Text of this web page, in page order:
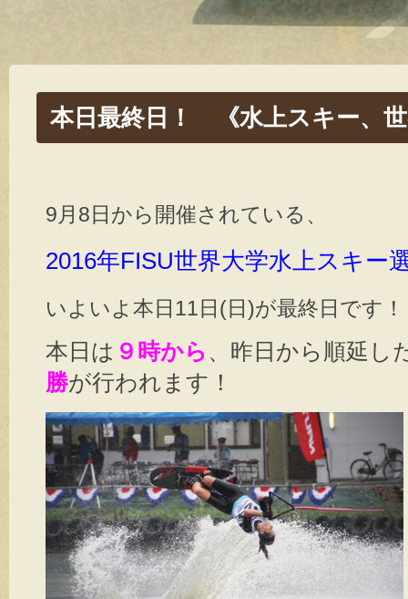
本日最終日！ 《水上スキー、
9月8日から開催されている、
2016年FISU世界大学水上スキー
いよいよ本日11日(日)が最終日です
本日は ９時から 、昨日から順延し
勝が行われます！